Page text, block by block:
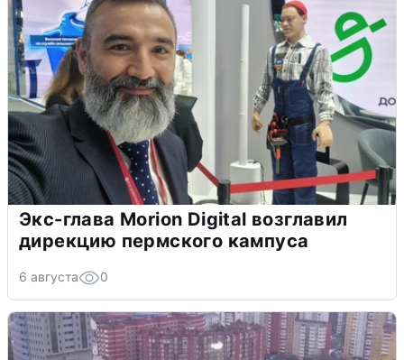
Экс-глава Morion Digital возглавил
дирекцию пермского кампуса
6 августа 0